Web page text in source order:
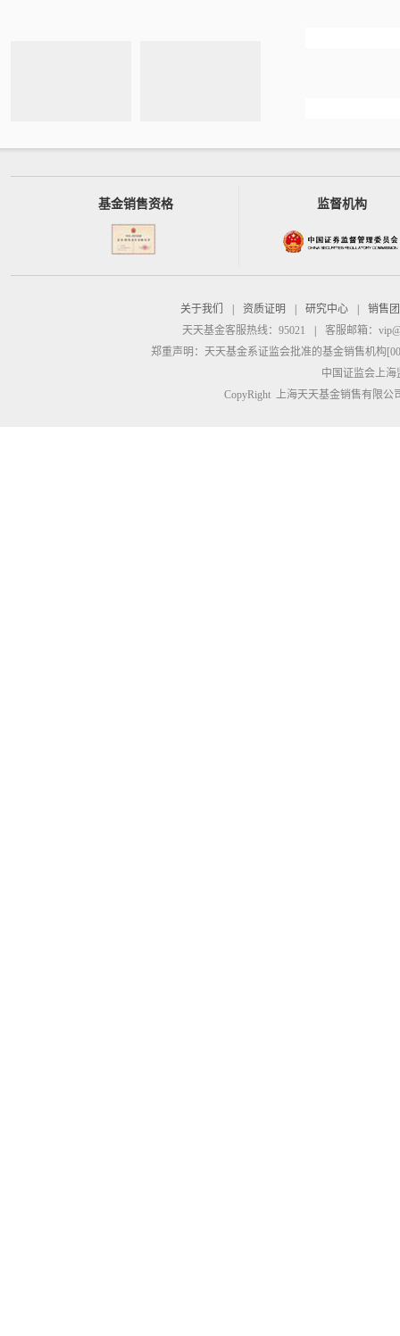
基金销售资格 监督机构
关于我们 资质证明 研究中心
销售
天天基金客服热线：95021
客服邮箱：
郑重声明： 天天基金系证监会批准的基金销售机构
中国证监会上
CopyRight 上海天天基金销售有限